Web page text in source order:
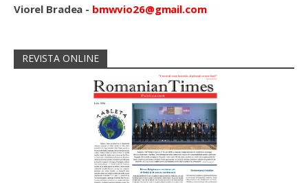
Viorel Bradea - bmwvio26@gmail.com
REVISTA ONLINE